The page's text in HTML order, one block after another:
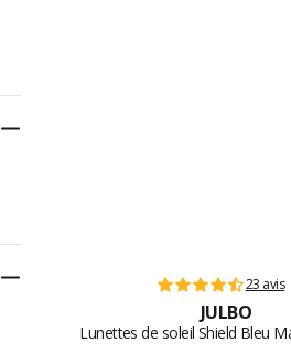
Replier
Replier 23 avis
JULBO
Lunettes de soleil Shield Bleu